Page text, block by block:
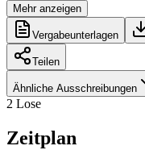
Mehr anzeigen
Vergabeunterlagen
Teilen
Ähnliche Ausschreibungen
2 Lose
Zeitplan